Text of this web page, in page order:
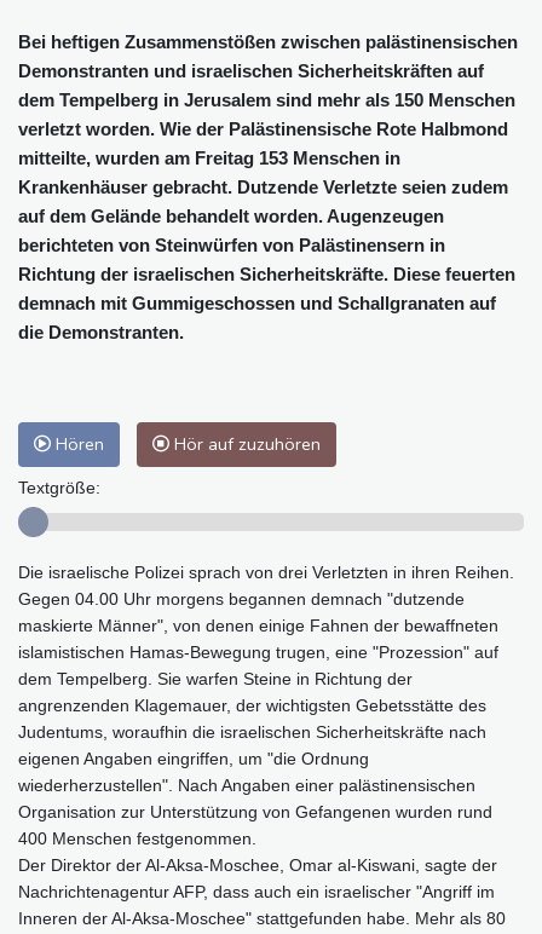
Bei heftigen Zusammenstößen zwischen palästinensischen
Demonstranten und israelischen Sicherheitskräften auf
dem Tempelberg in Jerusalem sind mehr als 150 Menschen
verletzt worden. Wie der Palästinensische Rote Halbmond
mitteilte, wurden am Freitag 153 Menschen in
Krankenhäuser gebracht. Dutzende Verletzte seien zudem
auf dem Gelände behandelt worden. Augenzeugen
berichteten von Steinwürfen von Palästinensern in
Richtung der israelischen Sicherheitskräfte. Diese feuerten
demnach mit Gummigeschossen und Schallgranaten auf
die Demonstranten.
Hören Hör auf zuzuhören
Textgröße:
Die israelische Polizei sprach von drei Verletzten in ihren Reihen.
Gegen 04.00 Uhr morgens begannen demnach "dutzende
maskierte Männer", von denen einige Fahnen der bewaffneten
islamistischen Hamas-Bewegung trugen, eine "Prozession" auf
dem Tempelberg. Sie warfen Steine in Richtung der
angrenzenden Klagemauer, der wichtigsten Gebetsstätte des
Judentums, woraufhin die israelischen Sicherheitskräfte nach
eigenen Angaben eingriffen, um "die Ordnung
wiederherzustellen". Nach Angaben einer palästinensischen
Organisation zur Unterstützung von Gefangenen wurden rund
400 Menschen festgenommen.
Der Direktor der Al-Aksa-Moschee, Omar al-Kiswani, sagte der
Nachrichtenagentur AFP, dass auch ein israelischer "Angriff im
Inneren der Al-Aksa-Moschee" stattgefunden habe. Mehr als 80